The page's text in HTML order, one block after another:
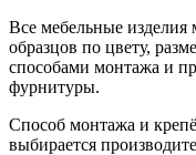
Все мебельные изделия
образцов по цвету,
способами монтажа и
фурнитуры.
Способ монтажа и
выбирается